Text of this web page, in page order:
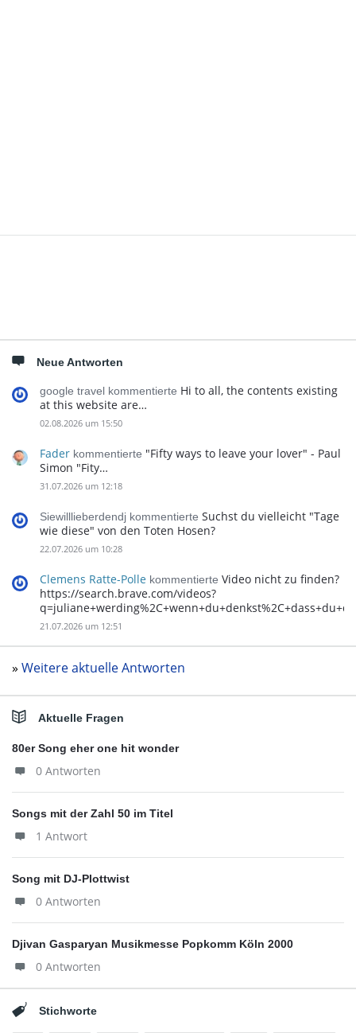
Neue Antworten
google travel kommentierte Hi to all, the contents existing
at this website are…
02.08.2026 um 15:50
Fader kommentierte "Fifty ways to leave your lover" - Paul
Simon "Fity…
31.07.2026 um 12:18
Siewilllieberdendj kommentierte Suchst du vielleicht "Tage
wie diese" von den Toten Hosen?
22.07.2026 um 10:28
Clemens Ratte-Polle kommentierte Video nicht zu finden?
https://search.brave.com/videos?
21.07.2026 um 12:51
» Weitere aktuelle Antworten
Aktuelle Fragen
80er Song eher one hit wonder
0 Antworten
Songs mit der Zahl 50 im Titel
1 Antwort
Song mit DJ-Plottwist
0 Antworten
Djivan Gasparyan Musikmesse Popkomm Köln 2000
0 Antworten
Stichworte